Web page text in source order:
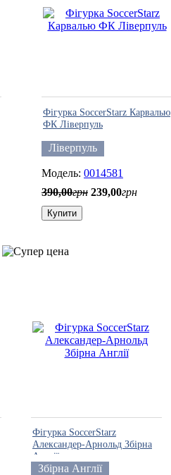
Фігурка SoccerStarz Карвалью
ФК Ліверпуль
Ліверпуль
0014581
390,00грн 239,00грн
Купити
Фігурка SoccerStarz
Александер-Арнольд Збірна
Англії
Збірна Англії